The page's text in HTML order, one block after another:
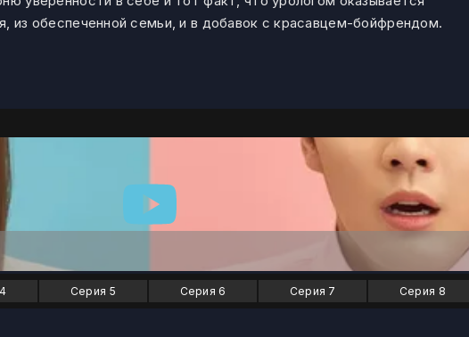
из обеспеченной семьи, и в добавок с красавцем-бойфрендом.
Серия 5 Серия 6 Серия 7 Серия 8